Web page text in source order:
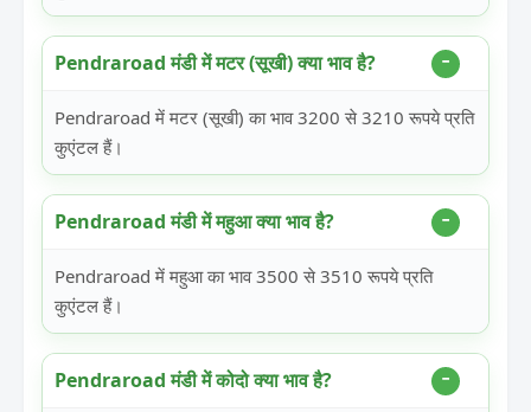
Pendraroad मंडी में मटर (सूखी) क्या भाव है?
Pendraroad में मटर (सूखी) का भाव 3200 से 3210 रूपये प्रति
कुएंटल हैं।
Pendraroad मंडी में महुआ क्या भाव है?
Pendraroad में महुआ का भाव 3500 से 3510 रूपये प्रति
कुएंटल हैं।
Pendraroad मंडी में कोदो क्या भाव है?